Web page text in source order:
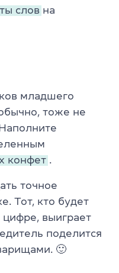
слов на
младшего
тоже не
конфет
точное
Тот, кто будет
выиграет
поделится
🙂